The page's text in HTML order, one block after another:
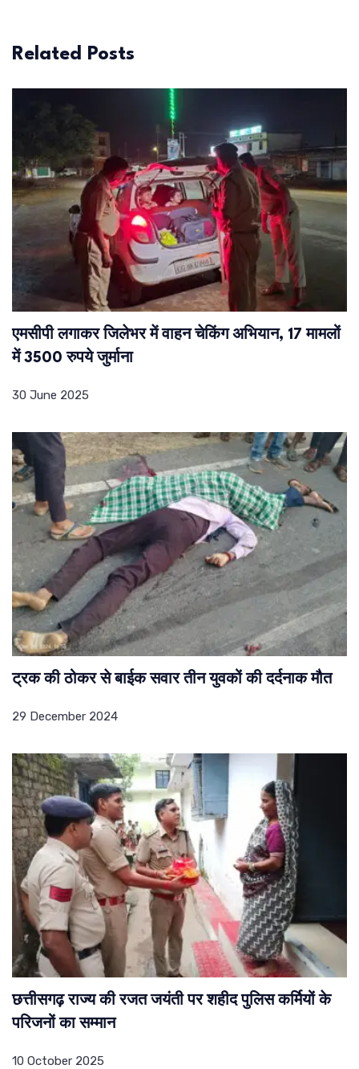
Related Posts
एमसीपी लगाकर जिलेभर में वाहन चेकिंग अभियान, 17 मामलों
में 3500 रुपये जुर्माना
30 June 2025
ट्रक की ठोकर से बाईक सवार तीन युवकों की दर्दनाक मौत
29 December 2024
छत्तीसगढ़ राज्य की रजत जयंती पर शहीद पुलिस कर्मियों के
परिजनों का सम्मान
10 October 2025